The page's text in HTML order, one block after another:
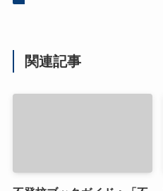
関連記事